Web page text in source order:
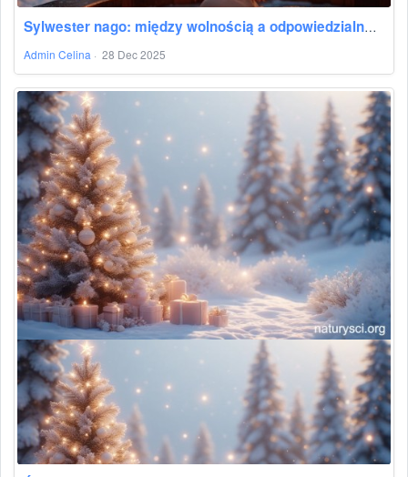
Sylwester nago: między wolnością a odpowiedzialnością
Admin Celina · 28 Dec 2025